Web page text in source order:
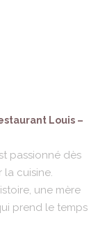
Louis –
passionné dès
la cuisine.
une mère
prend le temps